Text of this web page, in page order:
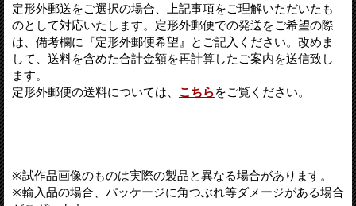
定形外郵送をご選択の場合、上記事項をご理解いただいたも
のとして対応いたします。定形外郵便での発送をご希望の際
は、備考欄に『定形外郵便希望』とご記入ください。改めま
して、送料を含めた合計金額を再計算したご案内を送信致し
ます。
定形外郵便の送料については、 こちらをご覧ください。
※試作品画像のものは実際の製品と異なる場合があります。
※輸入品の場合、パッケージに角つぶれ等ダメージがある場合